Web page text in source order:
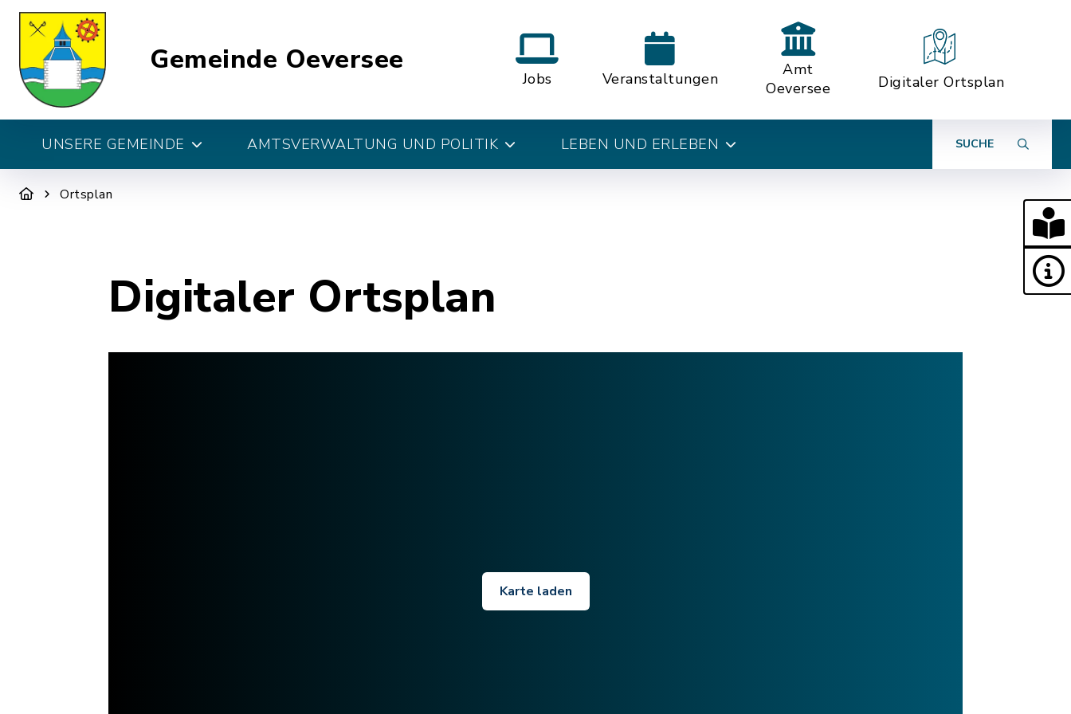
Gemeinde Oeversee
Jobs Veranstaltungen
Amt
Oeversee
Digitaler Ortsplan
UNSERE GEMEINDE AMTSVERWALTUNG UND POLITIK LEBEN UND ERLEBEN SUCHE
Ortsplan
Digitaler Ortsplan
Karte laden